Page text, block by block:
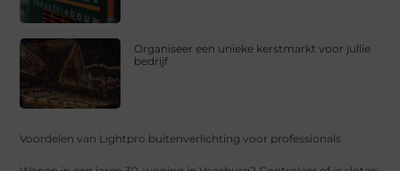
Organiseer een unieke kerstmarkt voor jullie
bedrijf
Voordelen van Lightpro buitenverlichting voor professionals